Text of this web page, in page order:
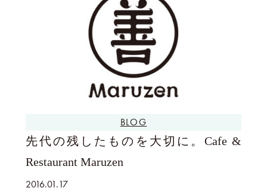
BLOG
先代の残したものを大切に。Cafe &
Restaurant Maruzen
2016.01.17